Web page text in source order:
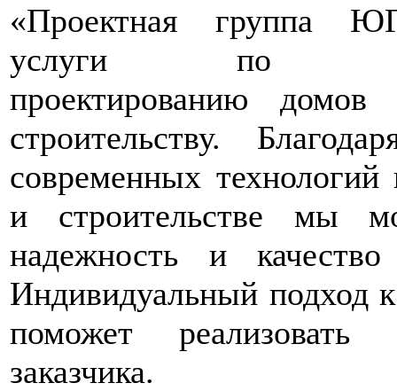
«Проектная группа
услуги по
проектированию
строительству.
современных технологий
и строительстве мы
надежность и
Индивидуальный подход
поможет
заказчика.